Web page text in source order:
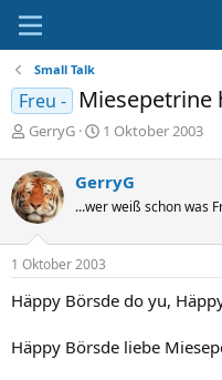
Small Talk
Freu - Miesepetrine
E
s
t
e
l
l
e
GerryG
E
t
e
l
t
m
1 Oktober 2003
GerryG
...wer weiß schon was
1 Oktober 2003
Häppy Börsde do yu,
Häppy Börsde liebe